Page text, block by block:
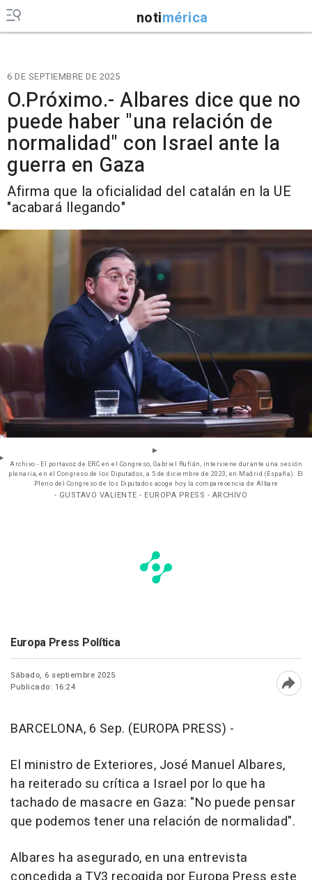
notimérica
6 DE SEPTIEMBRE DE 2025
O.Próximo.- Albares dice que no
puede haber "una relación de
normalidad" con Israel ante la
guerra en Gaza
Afirma que la oficialidad del catalán en la UE
"acabará llegando"
Archivo - El portavoz de ERC en el Congreso, Gabriel Rufián, interviene durante una sesión
plenaria, en el Congreso de los Diputados, a 5 de diciembre de 2023, en Madrid (España). El
Pleno del Congreso de los Diputados acoge hoy la comparecencia de Albare
- GUSTAVO VALIENTE - EUROPA PRESS - ARCHIVO
Europa Press Política
Sábado, 6 septiembre 2025
Publicado: 16:24
BARCELONA, 6 Sep. (EUROPA PRESS) -
El ministro de Exteriores, José Manuel Albares,
ha reiterado su crítica a Israel por lo que ha
tachado de masacre en Gaza: "No puede pensar
que podemos tener una relación de normalidad".
Albares ha asegurado, en una entrevista